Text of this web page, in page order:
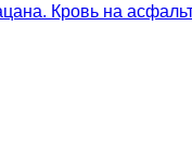
Кровь на